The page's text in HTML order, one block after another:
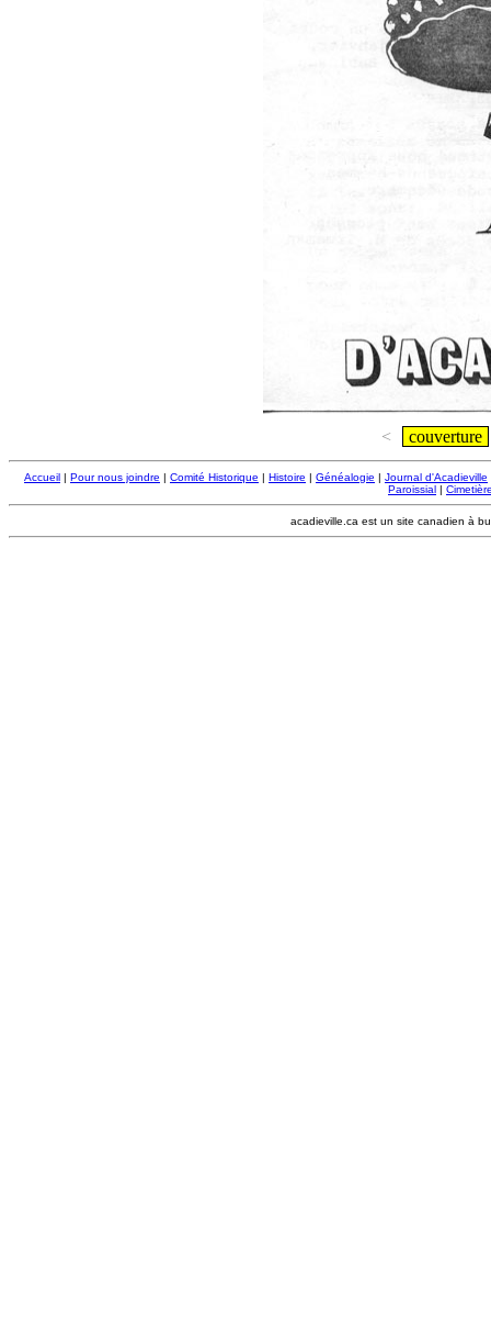
< couverture
Accueil | Pour nous joindre | Comité Historique | Histoire | Généalogie | Journal d'Acadieville
Paroissial |
acadieville.ca est un site canadien à